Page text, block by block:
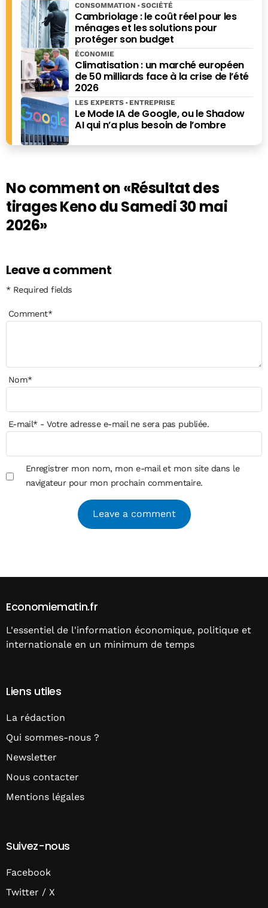
Cambriolage : le coût réel pour les
ménages et les solutions pour
protéger son budget
CONSOMMATION SOCIÉTÉ
Climatisation : un marché européen
de 50 milliards face à la crise de l’été
2026
ÉCONOMIE
Le Mode IA de Google, ou le Shadow
AI qui n’a plus besoin de l’ombre
LES EXPERTS ENTREPRISE
No comment on«Résultat des
tirages Keno du Samedi 30 mai
2026»
Leave a comment
* Required fields
Comment*
Nom*
E-mail*- Votre adresse e-mail ne sera pas publiée.
Enregistrer mon nom, mon e-mail et mon site dans le
navigateur pour mon prochain commentaire.
Economiematin.fr
L'essentiel de l'information économique, politique et
internationale en un minimum de temps
Liens utiles
La rédaction
Qui sommes-nous ?
Newsletter
Nous contacter
Mentions légales
Suivez-nous
Facebook
Twitter / X